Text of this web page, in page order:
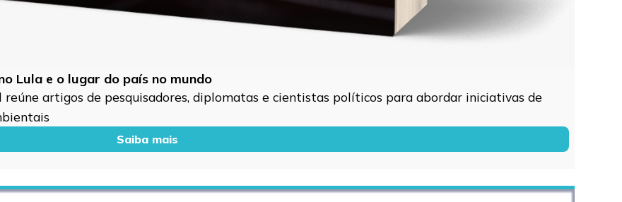
Lula e o lugar do país no mundo
artigos de pesquisadores, diplomatas e cientistas políticos para abordar iniciativas de
Saiba mais